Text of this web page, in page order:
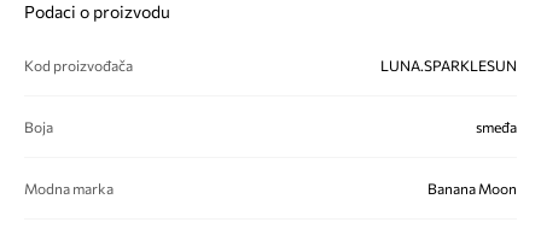
Podaci o proizvodu
Kod proizvođača LUNA.SPARKLESUN
Boja smeđa
Modna marka Banana Moon